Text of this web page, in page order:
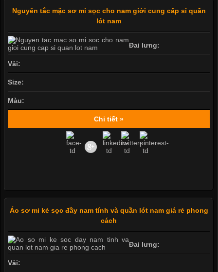
Nguyên tắc mặc sơ mi sọc cho nam giới cung cấp sỉ quần
lót nam
Đai lưng:
Vải:
Size:
Màu:
Chi tiết »
Áo sơ mi kẻ sọc đầy nam tính và quần lót nam giá rẻ phong
cách
Đai lưng:
Vải: